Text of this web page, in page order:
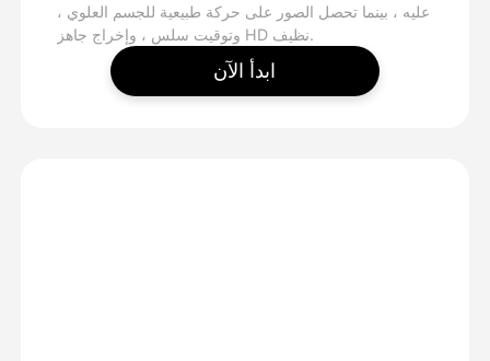
عليه ، بينما تحصل الصور على حركة طبيعية للجسم العلوي ،
وتوقيت سلس ، وإخراج جاهز HD نظيف.
ابدأ الآن